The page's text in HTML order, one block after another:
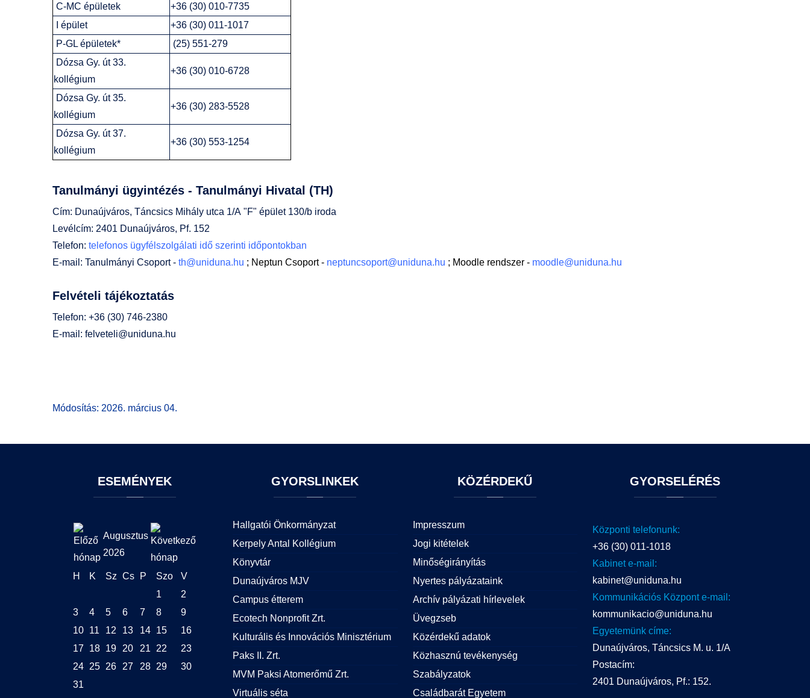
C-MC épületek
+36 (30) 010-7735
I épület
+36 (30) 011-1017
P-GL épületek*
(25) 551-279
Dózsa Gy. út 33.
kollégium
+36 (30) 010-6728
Dózsa Gy. út 35.
kollégium
+36 (30) 283-5528
Dózsa Gy. út 37.
kollégium
+36 (30) 553-1254
Tanulmányi ügyintézés - Tanulmányi Hivatal (TH)
Cím: Dunaújváros, Táncsics Mihály utca 1/A "F" épület 130/b iroda
Levélcím: 2401 Dunaújváros, Pf. 152
Telefon: telefonos ügyfélszolgálati idő szerinti időpontokban
E-mail: Tanulmányi Csoport - th@uniduna.hu ; Neptun Csoport - neptuncsoport@uniduna.hu ; Moodle rendszer - moodle@uniduna.hu
Felvételi tájékoztatás
Telefon: +36 (30) 746-2380
E-mail: felveteli@uniduna.hu
Módosítás: 2026. március 04.
ESEMÉNYEK
Augusztus
2026
H K Sz Cs P Szo
V
1
2
3
4 5 6 7 8
9
10 11 12 13 14 15
16
17 18 19 20 21 22
23
24 25 26 27 28 29
30
31
GYORSLINKEK
Hallgatói Önkormányzat
Kerpely Antal Kollégium
Könyvtár
Dunaújváros MJV
Campus étterem
Ecotech Nonprofit Zrt.
Kulturális és Innovációs Minisztérium
Paks II. Zrt.
MVM Paksi Atomerőmű Zrt.
Virtuális séta
KÖZÉRDEKŰ
Impresszum
Jogi kitételek
Minőségirányítás
Nyertes pályázataink
Archív pályázati hírlevelek
Üvegzseb
Közérdekű adatok
Közhasznú tevékenység
Szabályzatok
Családbarát Egyetem
GYORSELÉRÉS
Központi telefonunk:
+36 (30) 011-1018
Kabinet e-mail:
kabinet@uniduna.hu
Kommunikációs Központ e-mail:
kommunikacio@uniduna.hu
Egyetemünk címe:
Dunaújváros, Táncsics M. u. 1/A
Postacím:
2401 Dunaújváros, Pf.: 152.